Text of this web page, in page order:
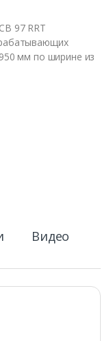
97 RRT
мм по ширине из
Видео